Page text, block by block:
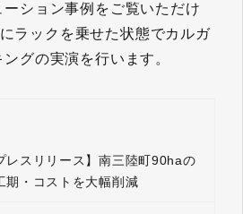
ーション事例をご覧いただけ
ラックを乗せた状態でカルガ
グの実演を行います。
レスリリース】南三陸町90haの
期・コストを大幅削減